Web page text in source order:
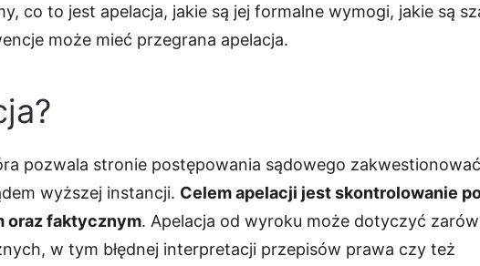
co to jest apelacja, jakie są jej formalne wymogi, jakie są
może mieć przegrana apelacja.
pozwala stronie postępowania sądowego
wyższej instancji. Celem apelacji jest skontrolowanie
oraz faktycznym. Apelacja od wyroku może dotyczyć
w tym błędnej interpretacji przepisów prawa czy też